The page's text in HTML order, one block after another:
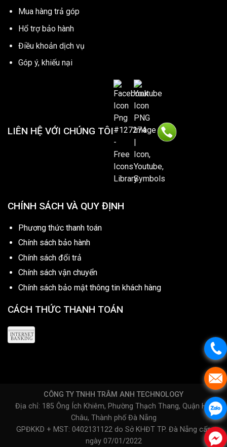
Mua hàng trả góp
Hổ trợ bảo hành
Điều khoản dịch vụ
Góp ý, khiếu nại
LIÊN HỆ VỚI CHÚNG TÔI
CHÍNH SÁCH VÀ QUY ĐỊNH
Phương thức thanh toán
Chính sách bảo hành
Chính sách đổi trả
Chính sách vận chuyển
Chính sách bảo mật thông tin khách hàng
CÁCH THỨC THANH TOÁN
CÔNG TY TNHH TRÂM ANH TECHNOLOGY
Địa chỉ: 185 Ông Ích Khiêm, Phường Thạch Thang, Quận Hải
Châu, Thành phố Đà Nẵng
GPĐKKD + MST: 0402131122 do Sở KHĐT TP. Đà Nẵng cấp
ngày 07/01/2022